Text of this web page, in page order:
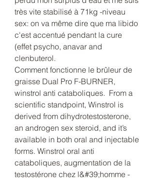
très vite stabilisé à 71kg -niveau
sex: on va même dire que ma libido
c'est accentué pendant la cure
(effet psycho, anavar and
clenbuterol.
Comment fonctionne le brûleur de
graisse Dual Pro F-BURNER,
winstrol anti cataboliques.  From a
scientific standpoint, Winstrol is
derived from dihydrotestosterone,
an androgen sex steroid, and it’s
available in both oral and injectable
forms. Winstrol oral anti
cataboliques, augmentation de la
testostérone chez l&#39;homme -